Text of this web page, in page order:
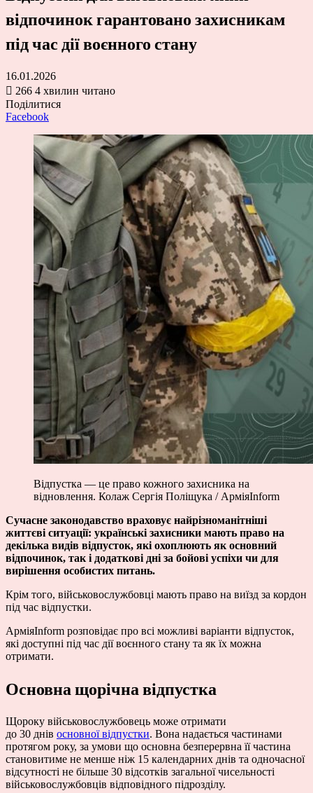
відпочинок гарантовано захисникам
під час дії воєнного стану
16.01.2026
266 4 хвилин читано
Поділитися
Facebook
Відпустка — це право кожного захисника на
відновлення. Колаж Сергія Поліщука / АрміяInform
Сучасне законодавство враховує найрізноманітніші
життєві ситуації: українські захисники мають право на
декілька видів відпусток, які охоплюють як основний
відпочинок, так і додаткові дні за бойові успіхи чи для
вирішення особистих питань.
Крім того, військовослужбовці мають право на виїзд за кордон
під час відпустки.
АрміяInform розповідає про всі можливі варіанти відпусток,
які доступні під час дії воєнного стану та як їх можна
отримати.
Основна щорічна відпустка
Щороку військовослужбовець може отримати
до 30 днів основної відпустки. Вона надається частинами
протягом року, за умови що основна безперервна її частина
становитиме не менше ніж 15 календарних днів та одночасної
відсутності не більше 30 відсотків загальної чисельності
військовослужбовців відповідного підрозділу.